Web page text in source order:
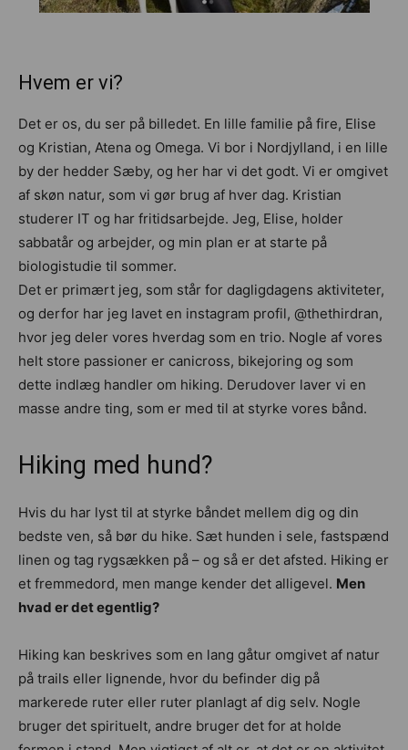
Hvem er vi?
Det er os, du ser på billedet. En lille familie på fire, Elise
og Kristian, Atena og Omega. Vi bor i Nordjylland, i en lille
by der hedder Sæby, og her har vi det godt. Vi er omgivet
af skøn natur, som vi gør brug af hver dag. Kristian
studerer IT og har fritidsarbejde. Jeg, Elise, holder
sabbatår og arbejder, og min plan er at starte på
biologistudie til sommer.
Det er primært jeg, som står for dagligdagens aktiviteter,
og derfor har jeg lavet en instagram profil, @thethirdran,
hvor jeg deler vores hverdag som en trio. Nogle af vores
helt store passioner er canicross, bikejoring og som
dette indlæg handler om hiking. Derudover laver vi en
masse andre ting, som er med til at styrke vores bånd.
Hiking med hund?
Hvis du har lyst til at styrke båndet mellem dig og din
bedste ven, så bør du hike. Sæt hunden i sele, fastspænd
linen og tag rygsækken på – og så er det afsted. Hiking er
et fremmedord, men mange kender det alligevel. Men
hvad er det egentlig?
Hiking kan beskrives som en lang gåtur omgivet af natur
på trails eller lignende, hvor du befinder dig på
markerede ruter eller ruter planlagt af dig selv. Nogle
bruger det spirituelt, andre bruger det for at holde